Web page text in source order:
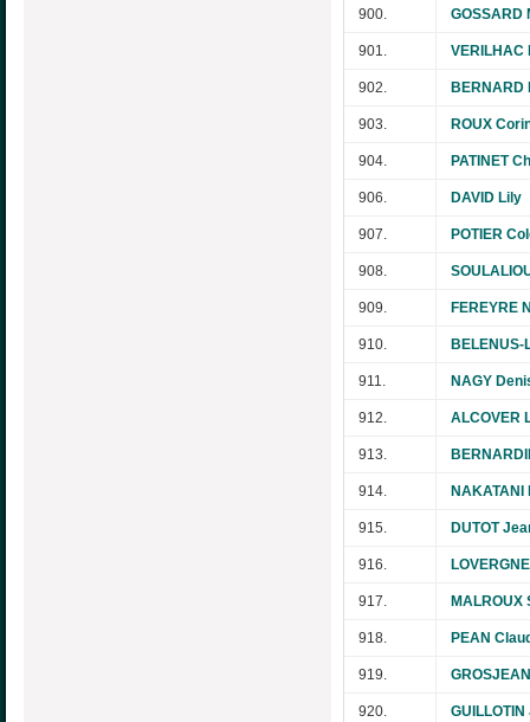
900. GOSSARD
901. VERILHAC
902. BERNARD
903. ROUX
904. PATINET
906. DAVID Lily
907. POTIER
908.
909. FEREYRE
910. BELENUS-
911. NAGY
912. ALCOVER
913.
914. NAKATANI
915. DUTOT
916.
917. MALROUX
918. PEAN
919.
920.